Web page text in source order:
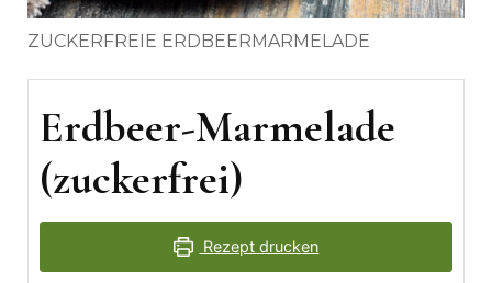
ZUCKERFREIE ERDBEERMARMELADE
Erdbeer-Marmelade
(zuckerfrei)
Rezept drucken